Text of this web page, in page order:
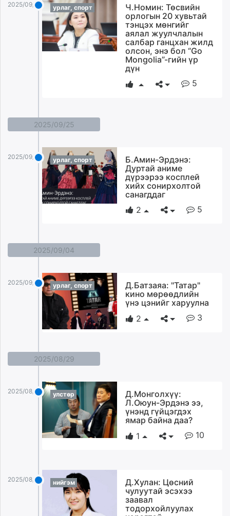
2025/09/30 урлаг, спорт
Ч.Номин: Төсвийн
орлогын 20 хувьтай
тэнцэх мөнгийг
аялал жуулчлалын
салбар ганцхан жилд
олсон, энэ бол “Go
Mongolia”-гийн үр
дүн
5
2025/09/25
2025/09/25 урлаг, спорт
Б.Амин-Эрдэнэ:
Дуртай аниме
дүрээрээ косплей
хийх сонирхолтой
санагддаг
2
5
2025/09/04
2025/09/04 урлаг, спорт
Д.Батзаяа: "Татар"
кино мөрөөдлийн
үнэ цэнийг харуулна
2
3
2025/08/29
2025/08/29 улстөр
Д.Монголхүү:
Л.Оюун-Эрдэнэ ээ,
үнэнд гүйцэгдэх
ямар байна даа?
1
10
2025/08/29 нийгэм
Д.Хулан: Цөсний
чулуутай эсэхээ
заавал
тодорхойлуулах